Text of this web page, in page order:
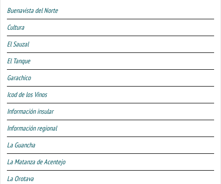
Buenavista del Norte
Cultura
El Sauzal
El Tanque
Garachico
Icod de los Vinos
Información insular
Información regional
La Guancha
La Matanza de Acentejo
La Orotava